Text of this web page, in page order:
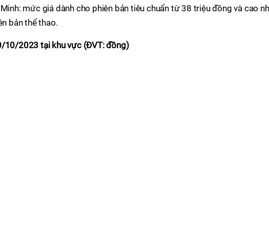
mức giá dành cho phiên bản tiêu chuẩn từ 38 triệu đồng và cao
bản thể thao.
10/2023 tại khu vực (ĐVT: đồng)